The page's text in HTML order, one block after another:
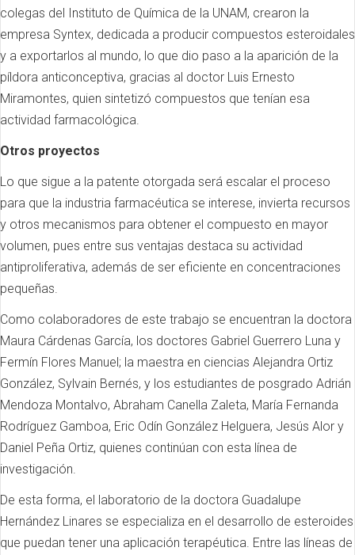
colegas del Instituto de Química de la UNAM, crearon la
empresa Syntex, dedicada a producir compuestos esteroidales
y a exportarlos al mundo, lo que dio paso a la aparición de la
píldora anticonceptiva, gracias al doctor Luis Ernesto
Miramontes, quien sintetizó compuestos que tenían esa
actividad farmacológica.
Otros proyectos
Lo que sigue a la patente otorgada será escalar el proceso
para que la industria farmacéutica se interese, invierta recursos
y otros mecanismos para obtener el compuesto en mayor
volumen, pues entre sus ventajas destaca su actividad
antiproliferativa, además de ser eficiente en concentraciones
pequeñas.
Como colaboradores de este trabajo se encuentran la doctora
Maura Cárdenas García, los doctores Gabriel Guerrero Luna y
Fermín Flores Manuel; la maestra en ciencias Alejandra Ortiz
González, Sylvain Bernés, y los estudiantes de posgrado Adrián
Mendoza Montalvo, Abraham Canella Zaleta, María Fernanda
Rodríguez Gamboa, Eric Odín González Helguera, Jesús Alor y
Daniel Peña Ortiz, quienes continúan con esta línea de
investigación.
De esta forma, el laboratorio de la doctora Guadalupe
Hernández Linares se especializa en el desarrollo de esteroides
que puedan tener una aplicación terapéutica. Entre las líneas de